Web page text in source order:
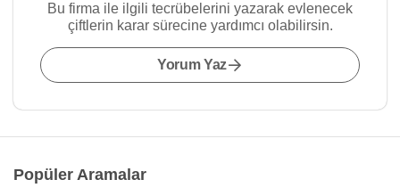
Bu firma ile ilgili tecrübelerini yazarak evlenecek
çiftlerin karar sürecine yardımcı olabilirsin.
Yorum Yaz
Popüler Aramalar